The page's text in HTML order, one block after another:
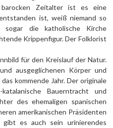
Zeitalter ist es eine
ist, weiß niemand so
sogar die katholische Kirche
Krippenfigur. Der Folklorist
für den Kreislauf der Natur.
ausgeglichenen Körper und
kommende Jahr. Der originale
Bauerntracht und
des ehemaligen spanischen
amerikanischen Präsidenten
es auch sein urinierendes